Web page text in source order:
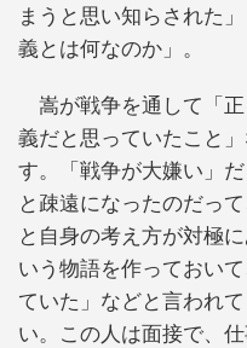
まうと思い知らされた
義とは何なのか」。
嵩が戦争を通して「
義だと思っていたこと
す。「戦争が大嫌い」
と疎遠になったのだっ
と自身の考え方が対極
いう物語を作っておい
ていた」などと言われ
い。この人は面接で、